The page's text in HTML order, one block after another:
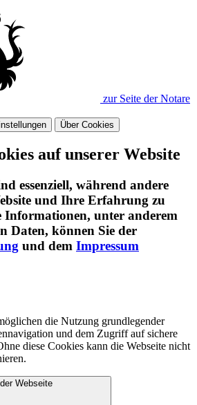
zur Seite der Notare
Über Cookies
auf unserer Website
essenziell, während andere
und Ihre Erfahrung zu
Informationen, unter anderem
Daten, können Sie der
und dem Impressum
die Nutzung grundlegender
und dem Zugriff auf sichere
diese Cookies kann die Webseite nicht
Webseite